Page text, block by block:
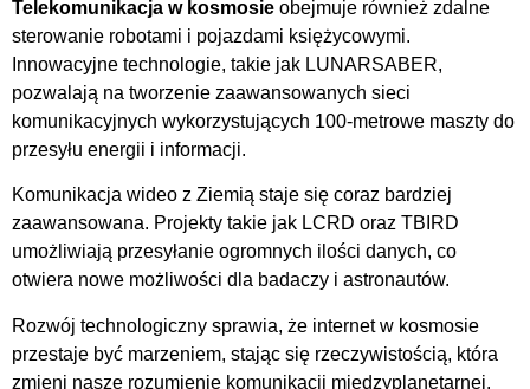
Telekomunikacja w kosmosie obejmuje również zdalne
sterowanie robotami i pojazdami księżycowymi.
Innowacyjne technologie, takie jak LUNARSABER,
pozwalają na tworzenie zaawansowanych sieci
komunikacyjnych wykorzystujących 100-metrowe maszty do
przesyłu energii i informacji.
Komunikacja wideo z Ziemią staje się coraz bardziej
zaawansowana. Projekty takie jak LCRD oraz TBIRD
umożliwiają przesyłanie ogromnych ilości danych, co
otwiera nowe możliwości dla badaczy i astronautów.
Rozwój technologiczny sprawia, że internet w kosmosie
przestaje być marzeniem, stając się rzeczywistością, która
zmieni nasze rozumienie komunikacji międzyplanetarnej.